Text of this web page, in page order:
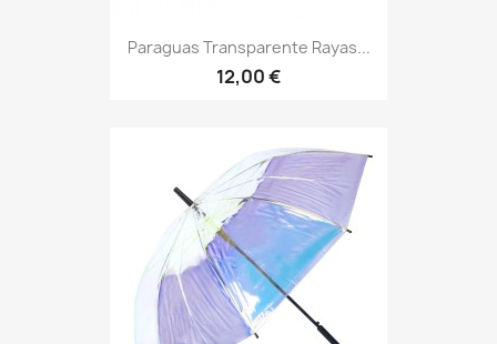
Paraguas Transparente Rayas...
12,00 €